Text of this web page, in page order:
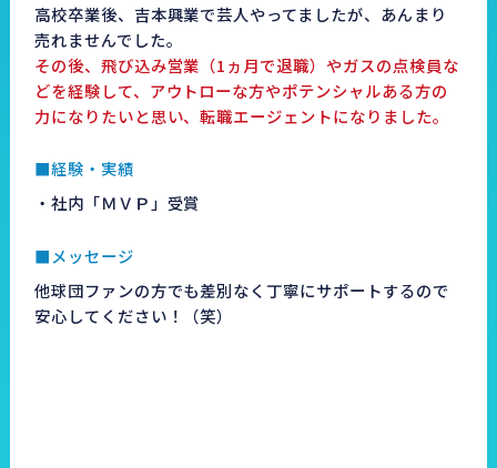
高校卒業後、吉本興業で芸人やってましたが、あんまり
売れませんでした。
その後、飛び込み営業（1ヵ月で退職）やガスの点検員な
どを経験して、アウトローな方やポテンシャルある方の
力になりたいと思い、転職エージェントになりました。
■経験・実績
・社内「ＭＶＰ」受賞
■メッセージ
他球団ファンの方でも差別なく丁寧にサポートするので
安心してください！（笑）